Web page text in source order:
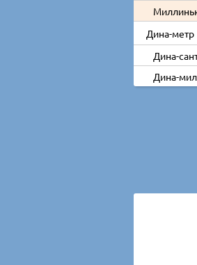
Дина-метр
Дина-
Дина-